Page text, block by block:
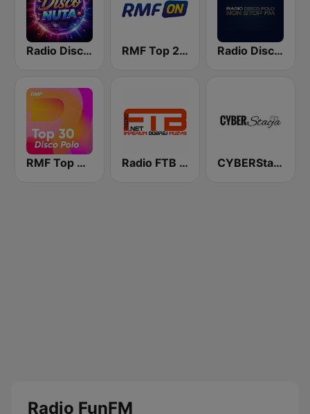
Radio Disco Nuta RMF Top 2021 Disco Polo Radio Disco Polo Non Stop FM
RMF Top 30 disco polo Radio FTB Disco Polo CYBERStacja
Radio FunFM